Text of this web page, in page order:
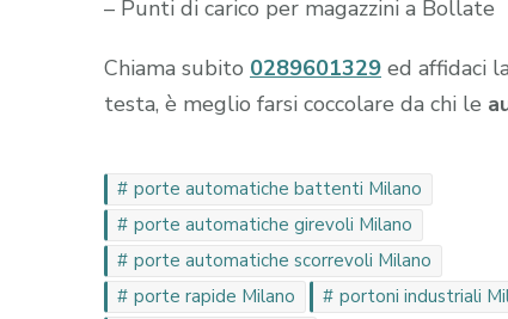
– Punti di carico per magazzini a Bollate
Chiama subito 0289601329 ed affidaci
testa, è meglio farsi coccolare da chi le
porte automatiche battenti Milano
porte automatiche girevoli Milano
porte automatiche scorrevoli Milano
porte rapide Milano
portoni industriali